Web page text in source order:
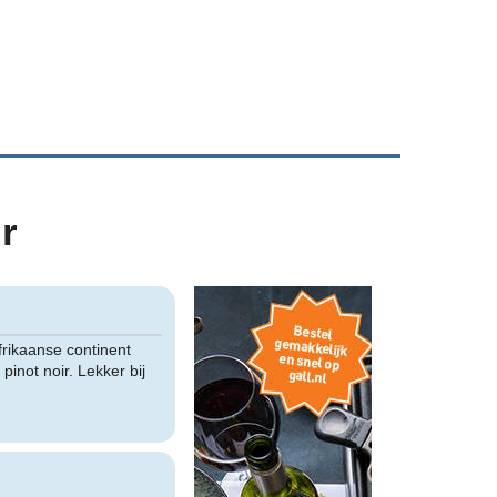
continent
noir. Lekker bij